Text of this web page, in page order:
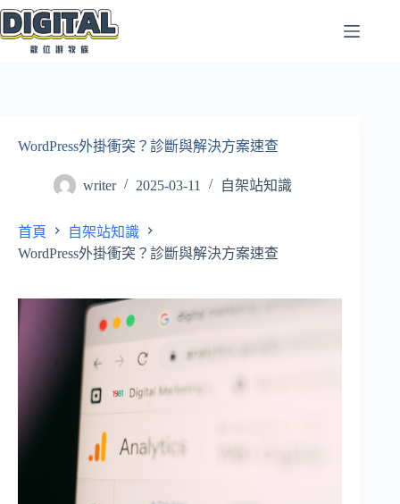
跳
至
WordPress外掛衝突？診斷與解決方案速查
writer 2025-03-11 自架站知識
首頁
自架站知識
WordPress外掛衝突？診斷與解決方案速查